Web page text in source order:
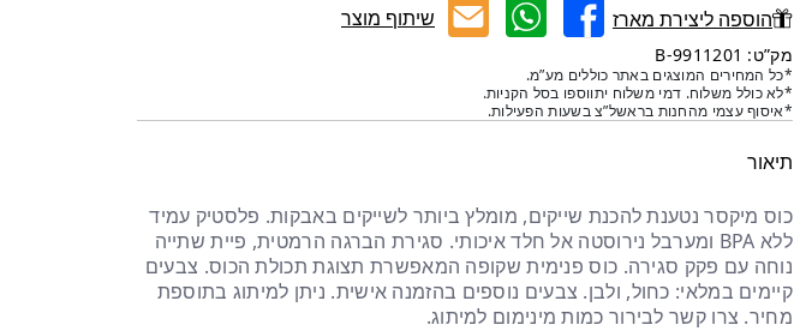
כוס
שייקר
בלנדר
נטען
-
כחול
הוספה ליצירת מארז שיתוף מוצר
מק”ט: 9911201-B
*כל המחירים המוצגים באתר כוללים מע”מ.
*לא כולל משלוח. דמי משלוח יתווספו בסל הקניות.
*איסוף עצמי מהחנות בראשל”צ בשעות הפעילות.
תיאור
כוס מיקסר נטענת להכנת שייקים, מומלץ ביותר לשייקים באבקות. פלסטיק עמיד
ללא BPA ומערבל נירוסטה אל חלד איכותי. סגירת הברגה הרמטית, פיית שתייה
נוחה עם פקק סגירה. כוס פנימית שקופה המאפשרת תצוגת תכולת הכוס. צבעים
קיימים במלאי: כחול, ולבן. צבעים נוספים בהזמנה אישית. ניתן למיתוג בתוספת
מחיר. צרו קשר לבירור כמות מינימום למיתוג.